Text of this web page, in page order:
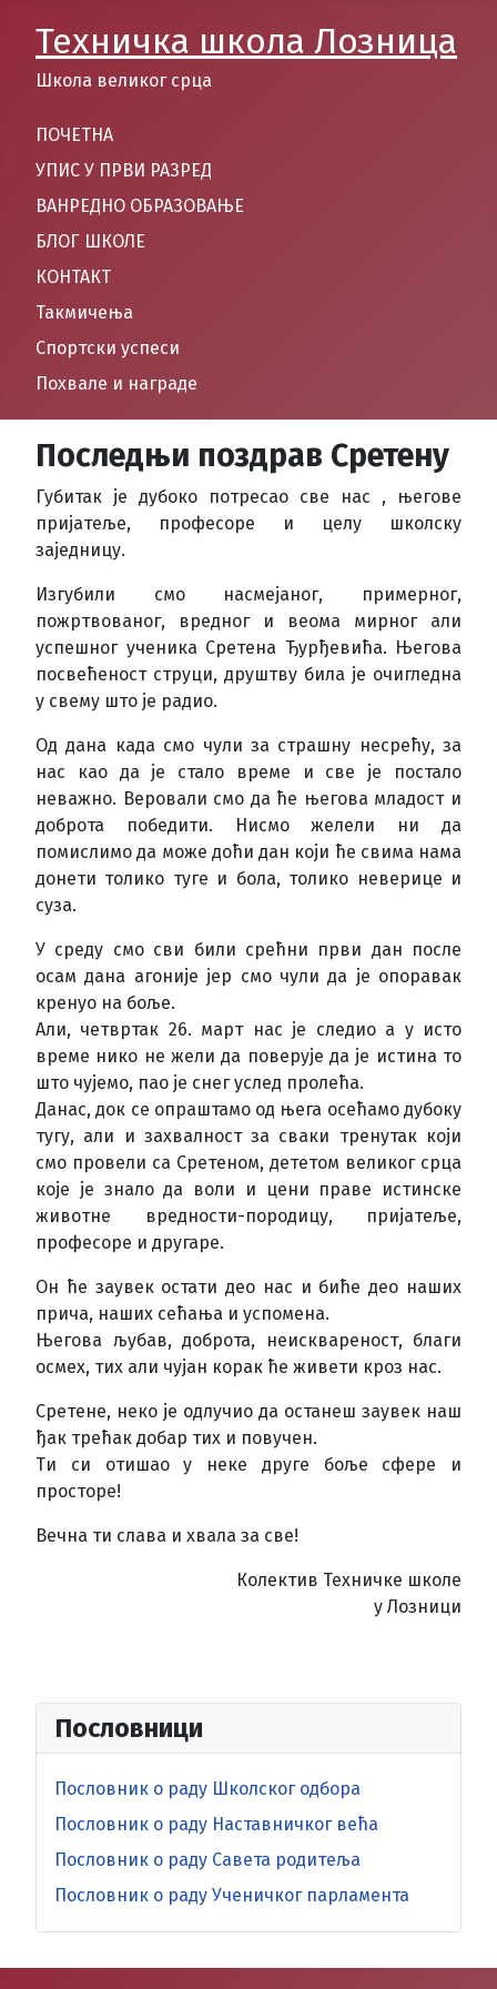
Техничка школа Лозница
Школа великог срца
ПОЧЕТНА
УПИС У ПРВИ РАЗРЕД
ВАНРЕДНО ОБРАЗОВАЊЕ
БЛОГ ШКОЛЕ
КОНТАКТ
Такмичења
Спортски успеси
Похвале и награде
Последњи поздрав Сретену
Губитак је дубоко потресао све нас , његове
пријатеље, професоре и целу школску
заједницу.
Изгубили смо насмејаног, примерног,
пожртвованог, вредног и веома мирног али
успешног ученика Сретена Ђурђевића. Његова
посвећеност струци, друштву била је очигледна
у свему што је радио.
Од дана када смо чули за страшну несрећу, за
нас као да је стало време и све је постало
неважно. Веровали смо да ће његова младост и
доброта победити. Нисмо желели ни да
помислимо да може доћи дан који ће свима нама
донети толико туге и бола, толико неверице и
суза.
У среду смо сви били срећни први дан после
осам дана агоније јер смо чули да је опоравак
кренуо на боље.
Али, четвртак 26. март нас је следио а у исто
време нико не жели да поверује да је истина то
што чујемо, пао је снег услед пролећа.
Данас, док се опраштамо од њега осећамо дубоку
тугу, али и захвалност за сваки тренутак који
смо провели са Сретеном, дететом великог срца
које је знало да воли и цени праве истинске
животне вредности-породицу, пријатеље,
професоре и другаре.
Он ће заувек остати део нас и биће део наших
прича, наших сећања и успомена.
Његова љубав, доброта, неисквареност, благи
осмех, тих али чујан корак ће живети кроз нас.
Сретене, неко је одлучио да останеш заувек наш
ђак трећак добар тих и повучен.
Ти си отишао у неке друге боље сфере и
просторе!
Вечна ти слава и хвала за све!
Колектив Техничке школе
у Лозници
Пословници
Пословник о раду Школског одбора
Пословник о раду Наставничког већа
Пословник о раду Савета родитеља
Пословник о раду Ученичког парламента